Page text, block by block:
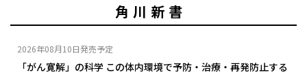
角川新書
2026年08月10日発売予定
「がん寛解」の科学 この体内環境で予防・治療・再発防止する